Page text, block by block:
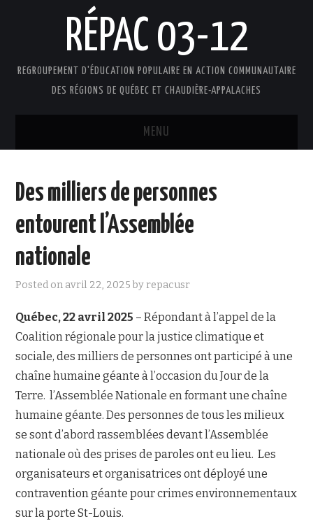
RÉPAC 03-12
REGROUPEMENT D'ÉDUCATION POPULAIRE EN ACTION COMMUNAUTAIRE
DES RÉGIONS DE QUÉBEC ET CHAUDIÈRE-APPALACHES
MENU
PRÉSENTATION
FAIRE UN DON !
NOUS JOINDRE
Des milliers de personnes
entourent l’Assemblée
nationale
Posted on avril 22, 2025 byrepacusr
Québec, 22 avril 2025 – Répondant à l’appel de la
Coalition régionale pour la justice climatique et
sociale, des milliers de personnes ont participé à une
chaîne humaine géante à l’occasion du Jour de la
Terre. l’Assemblée Nationale en formant une chaîne
humaine géante. Des personnes de tous les milieux
se sont d’abord rassemblées devant l’Assemblée
nationale où des prises de paroles ont eu lieu. Les
organisateurs et organisatrices ont déployé une
contravention géante pour crimes environnementaux
sur la porte St-Louis.